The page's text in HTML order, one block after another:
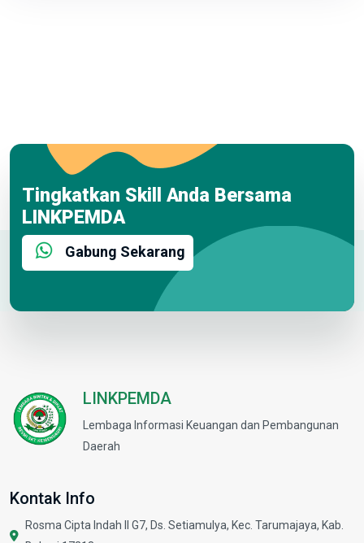
Tingkatkan Skill Anda Bersama
LINKPEMDA
Gabung Sekarang
LINKPEMDA
Lembaga Informasi Keuangan dan Pembangunan
Daerah
Kontak Info
Rosma Cipta Indah II G7, Ds. Setiamulya, Kec. Tarumajaya, Kab.